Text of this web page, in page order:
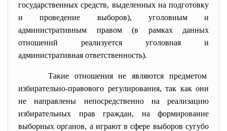
государственных средств, выделенных на подготовку
и проведение выборов), уголовным и
административным правом (в рамках данных
отношений реализуется уголовная и
административная ответственность).
Такие отношения не являются предметом
избирательно-правового регулирования, так как они
не направлены непосредственно на реализацию
избирательных прав граждан, на формирование
выборных органов, а играют в сфере выборов сугубо